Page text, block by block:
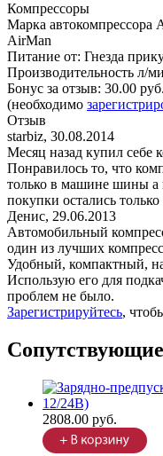
Компрессоры
Марка автокомпрессора
AirMan
Питание от: Гнезда
Производительность л/
Бонус за отзыв: 30.00 руб.
(необходимо
Отзыв
starbiz, 30.08.2014
Месяц назад купил себе
Понравилось то, что
только в машине шины а
покупки остались
Денис, 29.06.2013
Автомобильный
один из лучших
Удобный, компактный,
Использую его для
проблем не было.
Зарегистрируйтесь,
2808.00 руб.